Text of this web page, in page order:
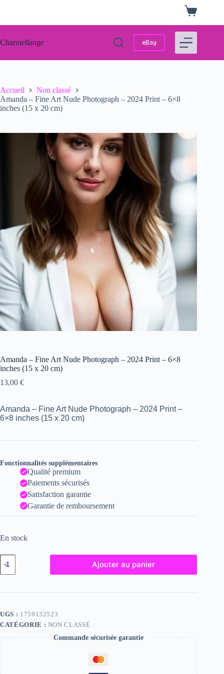
Panier
d’achat
Charmellange eBay
Accueil
Non classé
Amanda – Fine Art Nude Photograph – 2024 Print – 6×8
inches (15 x 20 cm)
Amanda – Fine Art Nude Photograph – 2024 Print – 6×8
inches (15 x 20 cm)
13,00 €
Amanda – Fine Art Nude Photograph – 2024 Print –
6×8 inches (15 x 20 cm)
Fonctionnalités supplémentaires
Qualité premium
Paiements sécurisés
Satisfaction garantie
Garantie de remboursement
En stock
quantité
de
Amanda
Fine
Photograph
-
Print
-
6x8
inches
Ajouter au panier
UGS : 1759132523
CATÉGORIE : NON CLASSÉ
Commande sécurisée garantie